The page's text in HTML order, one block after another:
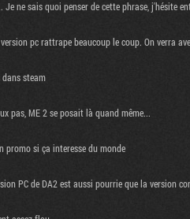
Je ne sais quoi penser de cette phrase, j'hésite
pc rattrape beaucoup le coup. On verra
steam
pas, ME 2 se posait là quand même...
promo si ça interesse du monde
PC de DA2 est aussi pourrie que la version